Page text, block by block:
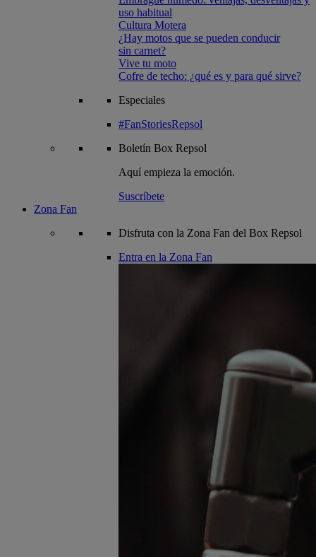
uso habitual
Cultura Motera
¿Hay motos que se pueden conducir
sin carnet?
Vive tu moto
Cofre de techo: ¿qué es y para qué sirve?
Especiales
#FanStoriesRepsol
Boletín Box Repsol
Aquí empieza la emoción.
Suscríbete
Zona Fan
Disfruta con la Zona Fan del Box Repsol
Entra en la Zona Fan